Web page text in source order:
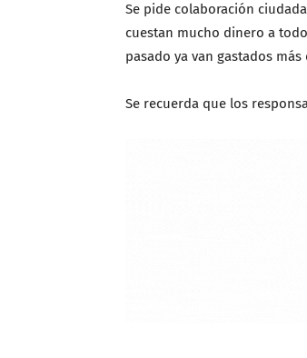
Se pide colaboración
cuestan mucho dinero a
pasado ya van gastados más
Se recuerda que los